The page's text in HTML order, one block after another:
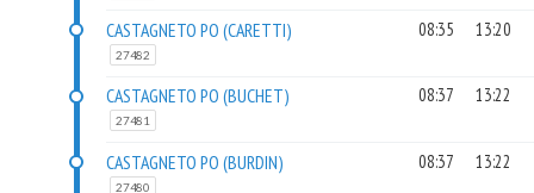
CASTAGNETO PO (CARETTI)
27482
08:35 13:20
CASTAGNETO PO (BUCHET)
27481
08:37 13:22
CASTAGNETO PO (BURDIN)
27480
08:37 13:22